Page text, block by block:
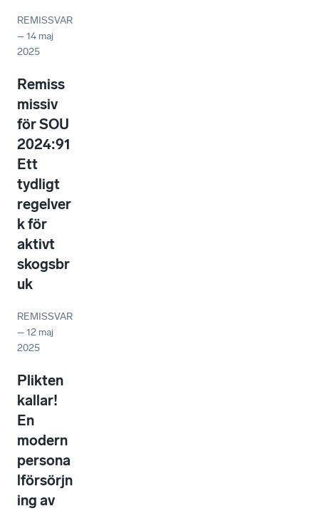
REMISSVAR
–14 maj
2025
Remiss
missiv
för SOU
2024:91
Ett
tydligt
regelver
k för
aktivt
skogsbr
uk
REMISSVAR
–12 maj
2025
Plikten
kallar!
En
modern
persona
lförsörjn
ing av